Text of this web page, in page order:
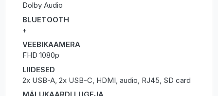
Dolby Audio
BLUETOOTH
+
VEEBIKAAMERA
FHD 1080p
LIIDESED
2x USB-A, 2x USB-C, HDMI, audio, RJ45, SD card